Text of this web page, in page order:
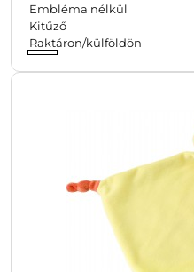
Embléma nélkül
Kitűző
Raktáron/külföldön